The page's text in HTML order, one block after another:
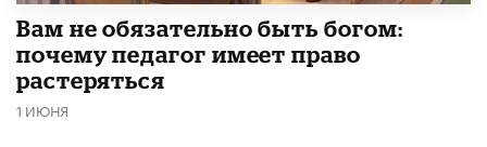
​Вам не обязательно быть богом:
почему педагог имеет право
растеряться
1 ИЮНЯ